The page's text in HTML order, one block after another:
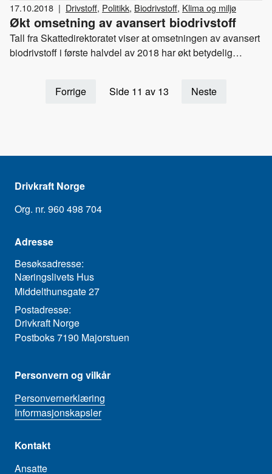
17.10.2018 | Drivstoff, Politikk, Biodrivstoff, Klima og miljø
Økt omsetning av avansert biodrivstoff
Tall fra Skattedirektoratet viser at omsetningen av avansert
biodrivstoff i første halvdel av 2018 har økt betydelig
samarbeidet Biodrivstoff 2030. Organisasjonene advarer
Forrige Side 11 av 13 Neste
Drivkraft Norge
Org. nr. 960 498 704
Adresse
Besøksadresse:
Næringslivets Hus
Middelthunsgate 27
Postadresse:
Drivkraft Norge
Postboks 7190 Majorstuen
Personvern og vilkår
Personvernerklæring
Informasjonskapsler
Kontakt
Ansatte